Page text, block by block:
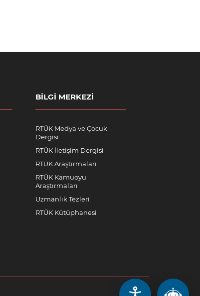
BILGI MERKEZI
RTÜK Medya ve Çocuk
Dergisi
RTÜK İletişim Dergisi
RTÜK Araştırmaları
RTÜK Kamuoyu
Araştırmaları
Uzmanlık Tezleri
RTÜK Kütüphanesi